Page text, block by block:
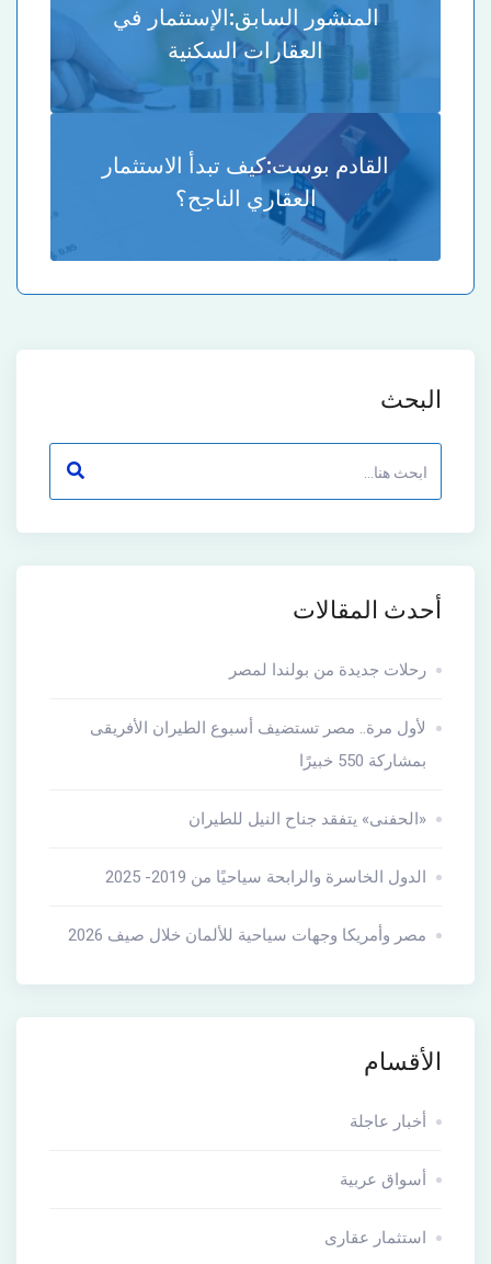
المنشور السابق:الإستثمار في
العقارات السكنية
القادم بوست:كيف تبدأ الاستثمار
العقاري الناجح؟
البحث
أحدث المقالات
رحلات جديدة من بولندا لمصر
لأول مرة.. مصر تستضيف أسبوع الطيران الأفريقى
بمشاركة 550 خبيرًا
«الحفنى» يتفقد جناح النيل للطيران
الدول الخاسرة والرابحة سياحيًا من 2019- 2025
مصر وأمريكا وجهات سياحية للألمان خلال صيف 2026
الأقسام
أخبار عاجلة
أسواق عربية
استثمار عقارى